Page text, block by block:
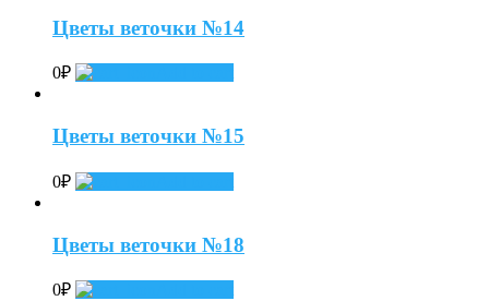
Цветы веточки №14
0₽
Цветы веточки №15
0₽
Цветы веточки №18
0₽